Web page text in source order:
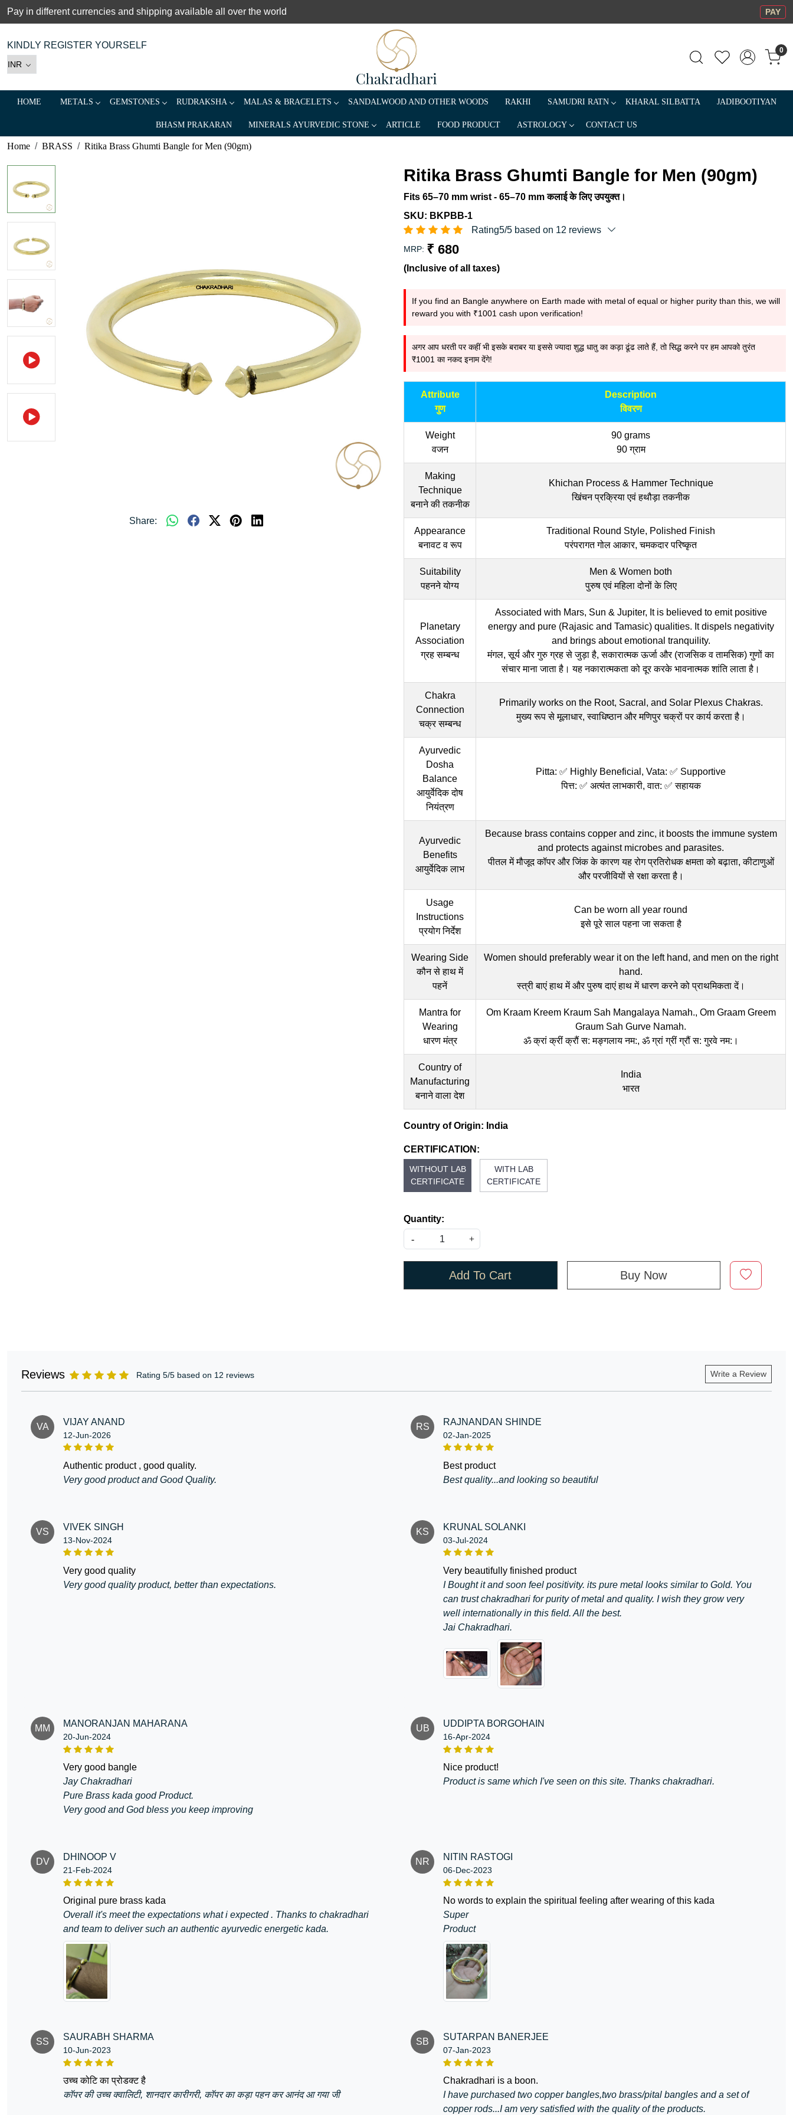
Pay in different currencies and shipping available all over the world PAY
KINDLY REGISTER YOURSELF 0
HOME METALS GEMSTONES RUDRAKSHA MALAS & BRACELETS SANDALWOOD AND OTHER WOODS RAKHI SAMUDRI RATN KHARAL SILBATTA JADIBOOTIYAN
BHASM PRAKARAN MINERALS AYURVEDIC STONE ARTICLE FOOD PRODUCT ASTROLOGY CONTACT US
Home BRASS Ritika Brass Ghumti Bangle for Men (90gm)
Share:
Ritika Brass Ghumti Bangle for Men (90gm)
Fits 65–70 mm wrist - 65–70 mm कलाई के लिए उपयुक्त।
SKU: BKPBB-1
Rating5/5 based on 12 reviews
MRP: ₹ 680
(Inclusive of all taxes)
If you find an Bangle anywhere on Earth made with metal of equal or higher purity than this, we will
reward you with ₹1001 cash upon verification!
अगर आप धरती पर कहीं भी इसके बराबर या इससे ज्यादा शुद्ध धातु का कड़ा ढूंढ लाते हैं, तो सिद्ध करने पर हम आपको तुरंत
₹1001 का नकद इनाम देंगे!
Attribute
गुण
Description
विवरण
Weight
वजन
90 grams
90 ग्राम
Making
Technique
बनाने की तकनीक
Khichan Process & Hammer Technique
खिंचन प्रक्रिया एवं हथौड़ा तकनीक
Appearance
बनावट व रूप
Traditional Round Style, Polished Finish
परंपरागत गोल आकार, चमकदार परिष्कृत
Suitability
पहनने योग्य
Men & Women both
पुरुष एवं महिला दोनों के लिए
Planetary
Association
ग्रह सम्बन्ध
Associated with Mars, Sun & Jupiter, It is believed to emit positive
energy and pure (Rajasic and Tamasic) qualities. It dispels negativity
and brings about emotional tranquility.
मंगल, सूर्य और गुरु ग्रह से जुड़ा है, सकारात्मक ऊर्जा और (राजसिक व तामसिक) गुणों का
संचार माना जाता है। यह नकारात्मकता को दूर करके भावनात्मक शांति लाता है।
Chakra
Connection
चक्र सम्बन्ध
Primarily works on the Root, Sacral, and Solar Plexus Chakras.
मुख्य रूप से मूलाधार, स्वाधिष्ठान और मणिपुर चक्रों पर कार्य करता है।
Ayurvedic
Dosha
Balance
आयुर्वेदिक दोष
नियंत्रण
Pitta: ✅ Highly Beneficial, Vata: ✅ Supportive
पित्त: ✅ अत्यंत लाभकारी, वात: ✅ सहायक
Ayurvedic
Benefits
आयुर्वेदिक लाभ
Because brass contains copper and zinc, it boosts the immune system
and protects against microbes and parasites.
पीतल में मौजूद कॉपर और जिंक के कारण यह रोग प्रतिरोधक क्षमता को बढ़ाता, कीटाणुओं
और परजीवियों से रक्षा करता है।
Usage
Instructions
प्रयोग निर्देश
Can be worn all year round
इसे पूरे साल पहना जा सकता है
Wearing Side
कौन से हाथ में
पहनें
Women should preferably wear it on the left hand, and men on the right
hand.
स्त्री बाएं हाथ में और पुरुष दाएं हाथ में धारण करने को प्राथमिकता दें।
Mantra for
Wearing
धारण मंत्र
Om Kraam Kreem Kraum Sah Mangalaya Namah., Om Graam Greem
Graum Sah Gurve Namah.
ॐ क्रां क्रीं क्रौं स: मङ्गलाय नम:, ॐ ग्रां ग्रीं ग्रौं स: गुरवे नम:।
Country of
Manufacturing
बनाने वाला देश
India
भारत
Country of Origin: India
CERTIFICATION:
WITHOUT LAB
CERTIFICATE
WITH LAB
CERTIFICATE
Quantity:
-
+
Add To Cart Buy Now
Reviews Rating 5/5 based on 12 reviews Write a Review
VA VIJAY ANAND
12-Jun-2026
authentic product , good quality.
Very good product and Good Quality.
RS RAJNANDAN SHINDE
02-Jan-2025
best product
Best quality...and looking so beautiful
VS VIVEK SINGH
13-Nov-2024
very good quality
Very good quality product, better than expectations.
KS KRUNAL SOLANKI
03-Jul-2024
very beautifully finished product
I Bought it and soon feel positivity. its pure metal looks similar to Gold. You
can trust chakradhari for purity of metal and quality. I wish they grow very
well internationally in this field. All the best.
Jai Chakradhari.
MM MANORANJAN MAHARANA
20-Jun-2024
very good bangle
Jay Chakradhari
Pure Brass kada good Product.
Very good and God bless you keep improving
UB UDDIPTA BORGOHAIN
16-Apr-2024
nice product!
Product is same which I've seen on this site. Thanks chakradhari.
DV DHINOOP V
21-Feb-2024
original pure brass kada
Overall it's meet the expectations what i expected . Thanks to chakradhari
and team to deliver such an authentic ayurvedic energetic kada.
NR NITIN RASTOGI
06-Dec-2023
no words to explain the spiritual feeling after wearing of this kada
Super
Product
SS SAURABH SHARMA
10-Jun-2023
उच्च कोटि का प्रोडक्ट है
कॉपर की उच्च क्वालिटी, शानदार कारीगरी, कॉपर का कड़ा पहन कर आनंद आ गया जी
SB SUTARPAN BANERJEE
07-Jan-2023
chakradhari is a boon.
I have purchased two copper bangles,two brass/pital bangles and a set of
copper rods...I am very satisfied with the quality of the products.